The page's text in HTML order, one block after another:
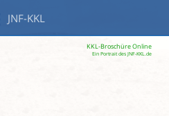
JNF-KKL
KKL-Broschüre Online
Ein Portrait des JNF-KKL.de